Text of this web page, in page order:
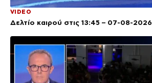
VIDEO
Δελτίο καιρού στις 13:45 – 07-08-2026